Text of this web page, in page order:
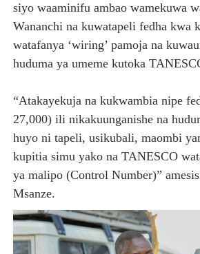
siyo waaminifu ambao wamekuwa
Wananchi na kuwatapeli fedha kwa
watafanya ‘wiring’ pamoja na
huduma ya umeme kutoka
“Atakayekuja na kukwambia nipe
27,000) ili nikakuunganishe na
huyo ni tapeli, usikubali, maombi
kupitia simu yako na TANESCO
ya malipo (Control Number)”
Msanze.